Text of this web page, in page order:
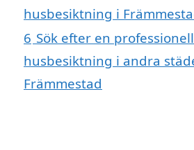
husbesiktning i
6 Sök efter en
husbesiktning i andra
Främmestad